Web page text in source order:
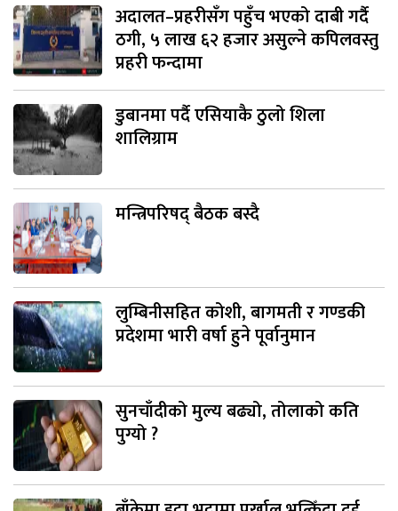
अदालत–प्रहरीसँग पहुँच भएको दाबी गर्दै
ठगी, ५ लाख ६२ हजार असुल्ने कपिलवस्तु
प्रहरी फन्दामा
डुबानमा पर्दै एसियाकै ठुलो शिला
शालिग्राम
मन्त्रिपरिषद् बैठक बस्दै
लुम्बिनीसहित कोशी, बागमती र गण्डकी
प्रदेशमा भारी वर्षा हुने पूर्वानुमान
सुनचाँदीको मुल्य बढ्यो, तोलाको कति
पुग्यो ?